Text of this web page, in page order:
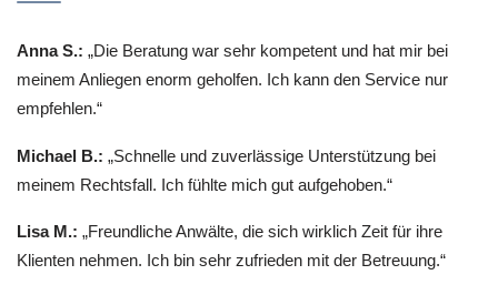
Anna S.: „Die Beratung war sehr kompetent und hat mir bei
meinem Anliegen enorm geholfen. Ich kann den Service nur
empfehlen.“
Michael B.: „Schnelle und zuverlässige Unterstützung bei
meinem Rechtsfall. Ich fühlte mich gut aufgehoben.“
Lisa M.: „Freundliche Anwälte, die sich wirklich Zeit für ihre
Klienten nehmen. Ich bin sehr zufrieden mit der Betreuung.“